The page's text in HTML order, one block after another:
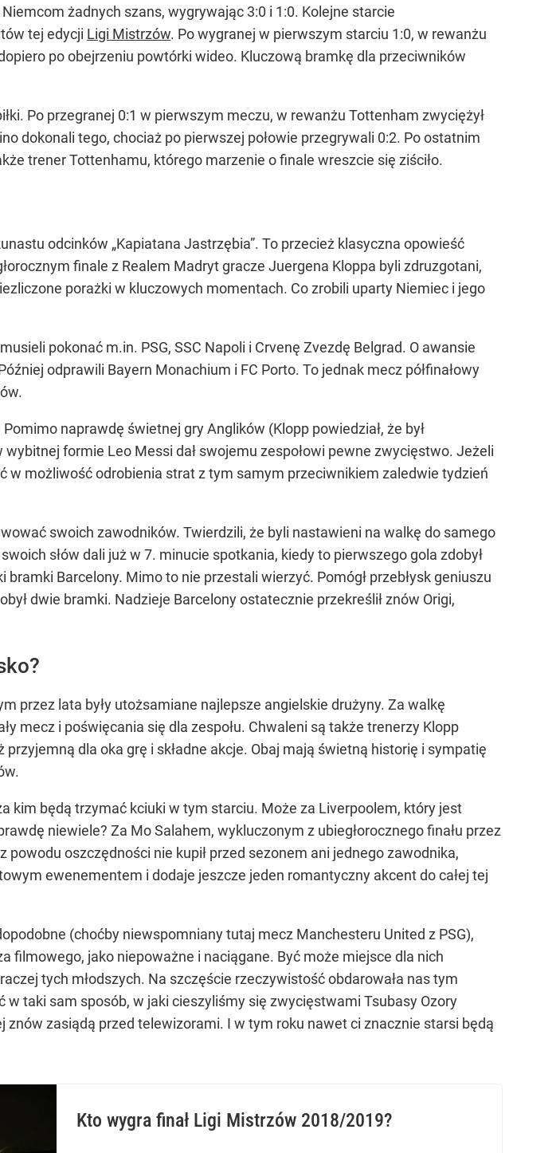
żadnych szans, wygrywając 3:0 i 1:0. Kolejne starcie
tej edycji Ligi Mistrzów. Po wygranej w pierwszym starciu 1:0, w rewanżu
po obejrzeniu powtórki wideo. Kluczową bramkę dla przeciwników
Po przegranej 0:1 w pierwszym meczu, w rewanżu Tottenham zwyciężył
dokonali tego, chociaż po pierwszej połowie przegrywali 0:2. Po ostatnim
trener Tottenhamu, którego marzenie o finale wreszcie się ziściło.
odcinków „Kapiatana Jastrzębia”. To przecież klasyczna opowieść
finale z Realem Madryt gracze Juergena Kloppa byli zdruzgotani,
porażki w kluczowych momentach. Co zrobili uparty Niemiec i jego
pokonać m.in. PSG, SSC Napoli i Crvenę Zvezdę Belgrad. O awansie
odprawili Bayern Monachium i FC Porto. To jednak mecz półfinałowy
naprawdę świetnej gry Anglików (Klopp powiedział, że był
formie Leo Messi dał swojemu zespołowi pewne zwycięstwo. Jeżeli
w możliwość odrobienia strat z tym samym przeciwnikiem zaledwie tydzień
swoich zawodników. Twierdzili, że byli nastawieni na walkę do samego
słów dali już w 7. minucie spotkania, kiedy to pierwszego gola zdobył
bramki Barcelony. Mimo to nie przestali wierzyć. Pomógł przebłysk geniuszu
dwie bramki. Nadzieje Barcelony ostatecznie przekreślił znów Origi,
przez lata były utożsamiane najlepsze angielskie drużyny. Za walkę
mecz i poświęcania się dla zespołu. Chwaleni są także trenerzy Klopp
dla oka grę i składne akcje. Obaj mają świetną historię i sympatię
kim będą trzymać kciuki w tym starciu. Może za Liverpoolem, który jest
niewiele? Za Mo Salahem, wykluczonym z ubiegłorocznego finału przez
oszczędności nie kupił przed sezonem ani jednego zawodnika,
ewenementem i dodaje jeszcze jeden romantyczny akcent do całej tej
(choćby niewspomniany tutaj mecz Manchesteru United z PSG),
filmowego, jako niepoważne i naciągane. Być może miejsce dla nich
tych młodszych. Na szczęście rzeczywistość obdarowała nas tym
taki sam sposób, w jaki cieszyliśmy się zwycięstwami Tsubasy Ozory
znów zasiądą przed telewizorami. I w tym roku nawet ci znacznie starsi będą
Kto wygra finał Ligi Mistrzów 2018/2019?